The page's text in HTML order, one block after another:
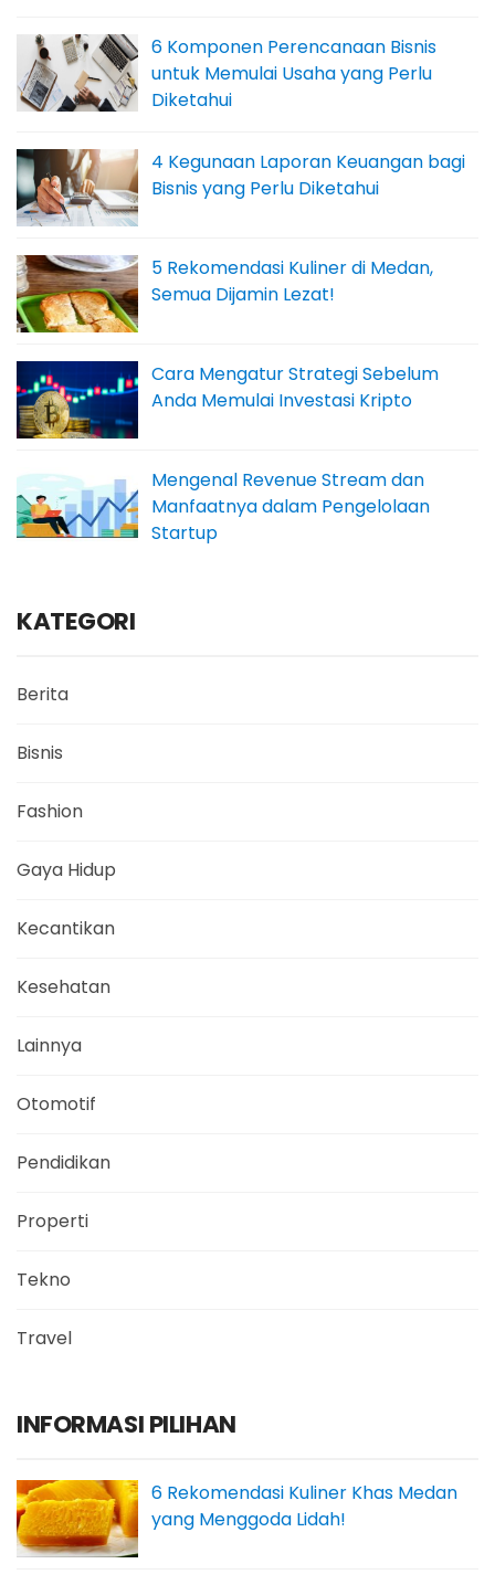
6 Komponen Perencanaan Bisnis
untuk Memulai Usaha yang Perlu
Diketahui
4 Kegunaan Laporan Keuangan bagi
Bisnis yang Perlu Diketahui
5 Rekomendasi Kuliner di Medan,
Semua Dijamin Lezat!
Cara Mengatur Strategi Sebelum
Anda Memulai Investasi Kripto
Mengenal Revenue Stream dan
Manfaatnya dalam Pengelolaan
Startup
KATEGORI
Berita
Bisnis
Fashion
Gaya Hidup
Kecantikan
Kesehatan
Lainnya
Otomotif
Pendidikan
Properti
Tekno
Travel
INFORMASI PILIHAN
6 Rekomendasi Kuliner Khas Medan
yang Menggoda Lidah!